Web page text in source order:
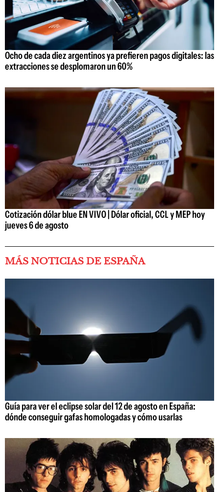
Ocho de cada diez argentinos ya prefieren pagos digitales: las
extracciones se desplomaron un 60%
Cotización dólar blue EN VIVO | Dólar oficial, CCL y MEP hoy
jueves 6 de agosto
MÁS NOTICIAS DE ESPAÑA
Guía para ver el eclipse solar del 12 de agosto en España:
dónde conseguir gafas homologadas y cómo usarlas